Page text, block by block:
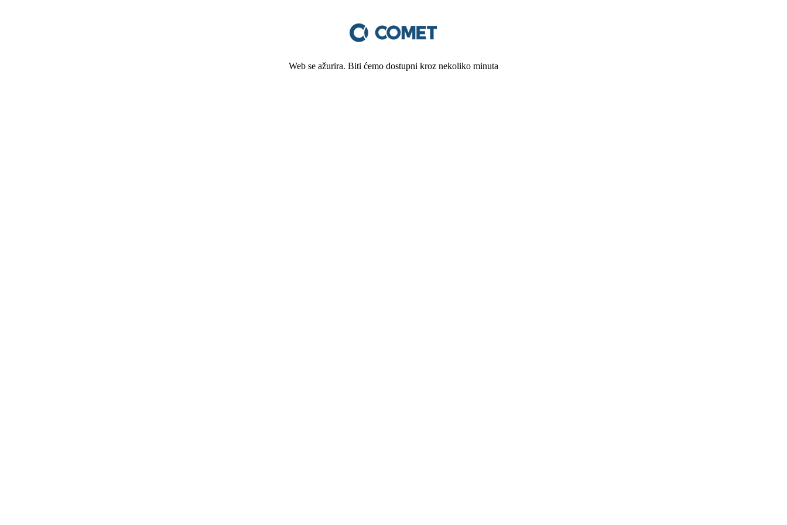
Web se ažurira. Biti ćemo dostupni kroz nekoliko minuta